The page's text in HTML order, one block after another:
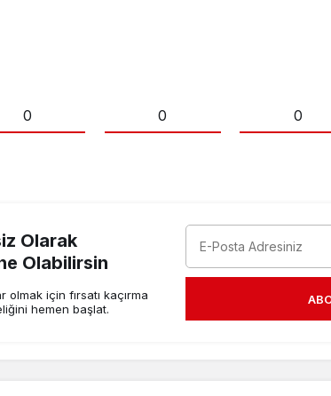
0 0 0
Olarak
Olabilirsin
için fırsatı kaçırma
hemen başlat.